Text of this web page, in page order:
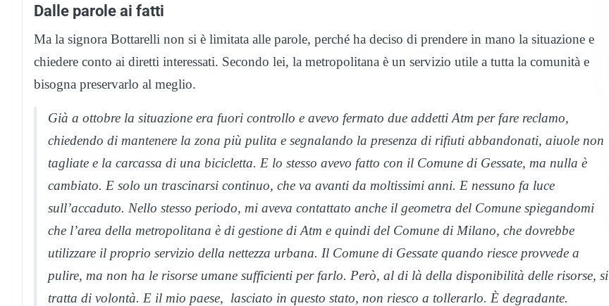
Dalle parole ai fatti
Ma la signora Bottarelli non si è limitata alle parole, perché ha deciso di prendere in mano la situazione e
chiedere conto ai diretti interessati. Secondo lei, la metropolitana è un servizio utile a tutta la comunità e
bisogna preservarlo al meglio.
Già a ottobre la situazione era fuori controllo e avevo fermato due addetti Atm per fare reclamo,
chiedendo di mantenere la zona più pulita e segnalando la presenza di rifiuti abbandonati, aiuole non
tagliate e la carcassa di una bicicletta. E lo stesso avevo fatto con il Comune di Gessate, ma nulla è
cambiato. E solo un trascinarsi continuo, che va avanti da moltissimi anni. E nessuno fa luce
sull’accaduto. Nello stesso periodo, mi aveva contattato anche il geometra del Comune spiegandomi
che l’area della metropolitana è di gestione di Atm e quindi del Comune di Milano, che dovrebbe
utilizzare il proprio servizio della nettezza urbana. Il Comune di Gessate quando riesce provvede a
pulire, ma non ha le risorse umane sufficienti per farlo. Però, al di là della disponibilità delle risorse, si
tratta di volontà. E il mio paese, lasciato in questo stato, non riesco a tollerarlo. È degradante.